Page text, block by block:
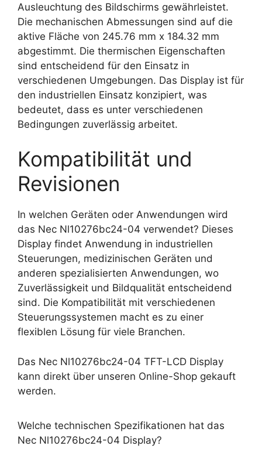
Ausleuchtung des Bildschirms gewährleistet.
Die mechanischen Abmessungen sind auf die
aktive Fläche von 245.76 mm x 184.32 mm
abgestimmt. Die thermischen Eigenschaften
sind entscheidend für den Einsatz in
verschiedenen Umgebungen. Das Display ist für
den industriellen Einsatz konzipiert, was
bedeutet, dass es unter verschiedenen
Bedingungen zuverlässig arbeitet.
Kompatibilität und
Revisionen
In welchen Geräten oder Anwendungen wird
das Nec Nl10276bc24-04 verwendet? Dieses
Display findet Anwendung in industriellen
Steuerungen, medizinischen Geräten und
anderen spezialisierten Anwendungen, wo
Zuverlässigkeit und Bildqualität entscheidend
sind. Die Kompatibilität mit verschiedenen
Steuerungssystemen macht es zu einer
flexiblen Lösung für viele Branchen.
Das Nec Nl10276bc24-04 TFT-LCD Display
kann direkt über unseren Online-Shop gekauft
werden.
Welche technischen Spezifikationen hat das
Nec Nl10276bc24-04 Display?